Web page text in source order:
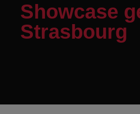
Showcase
Strasbourg